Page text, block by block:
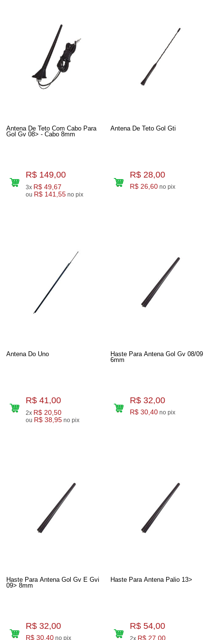
Antena De Teto Com Cabo Para
Gol Gv 08> - Cabo 8mm
R$ 149,00
3x R$ 49,67
ou R$ 141,55 no pix
Antena De Teto Gol Gti
R$ 28,00
R$ 26,60 no pix
Antena Do Uno
R$ 41,00
2x R$ 20,50
ou R$ 38,95 no pix
Haste Para Antena Gol Gv 08/09
6mm
R$ 32,00
R$ 30,40 no pix
Haste Para Antena Gol Gv E Gvi
09> 8mm
R$ 32,00
R$ 30,40 no pix
Haste Para Antena Palio 13>
R$ 54,00
2x R$ 27,00